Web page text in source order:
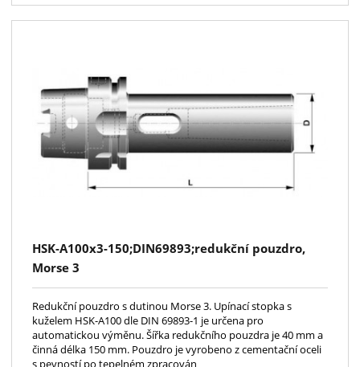
HSK-A100x3-150;DIN69893;redukční pouzdro,
Morse 3
Redukční pouzdro s dutinou Morse 3. Upínací stopka s
kuželem HSK-A100 dle DIN 69893-1 je určena pro
automatickou výměnu. Šířka redukčního pouzdra je 40 mm a
činná délka 150 mm. Pouzdro je vyrobeno z cementační oceli
s pevností po tepelném zpracován